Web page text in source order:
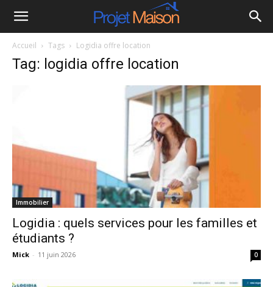
Projet
Accueil Tags Logidia offre location
Tag: logidia offre location
Immobilier
Logidia : quels services pour les familles et
étudiants ?
Mick - 11 juin 2026 0